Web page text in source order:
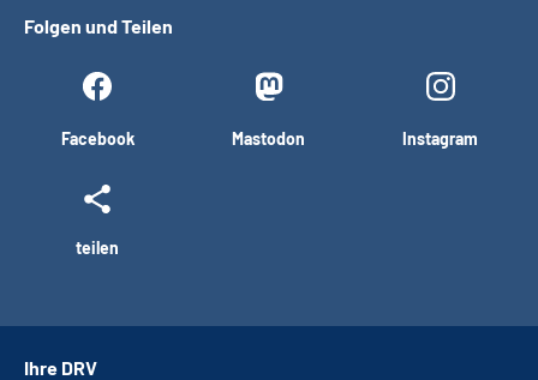
Folgen und Teilen
Facebook Mastodon Instagram
teilen
Ihre DRV